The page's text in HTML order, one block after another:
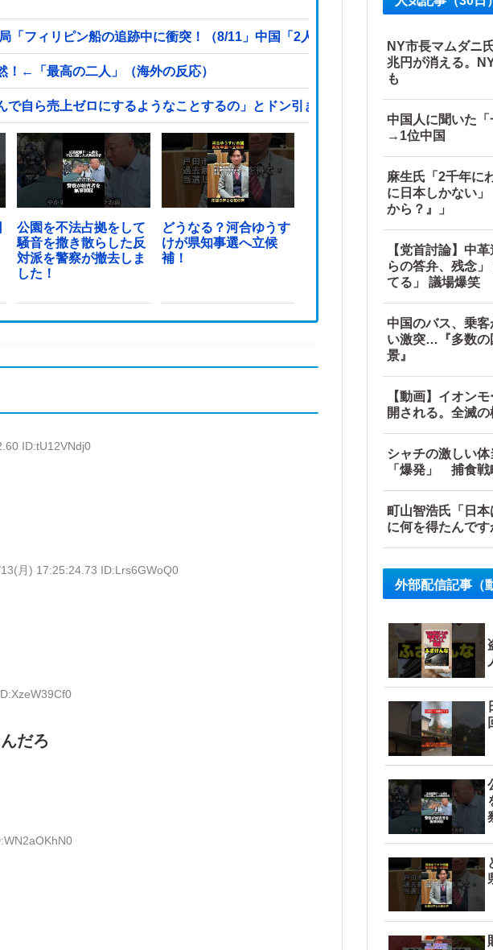
「フィリピン船の追跡中に衝突！（8/11」中国「2人死亡」中国政府「1年間隠蔽
！←「最高の二人」（海外の反応）
で自ら売上ゼロにするようなことするの」とドン引きするような方針転換を……他
公園を不法占拠をして
騒音を撒き散らした反
対派を警察が撤去しま
した！
どうなる？河合ゆうす
けが県知事選へ立候
補！
ID:tU12VNdj0
月) 17:25:24.73 ID:Lrs6GWoQ0
だろ
NY市長マムダニ
兆円が消える。
も
中国人に聞いた
→1位中国
麻生氏「2千年に
に日本しかない
から？』」
【党首討論】中
らの答弁、残念
てる」 議場爆笑
中国のバス、乗
い激突…『多数の
景』
【動画】イオン
開される。全滅
シャチの激しい
「爆発」 捕食戦
町山智浩氏「日
に何を得たんです
外部配信記事（